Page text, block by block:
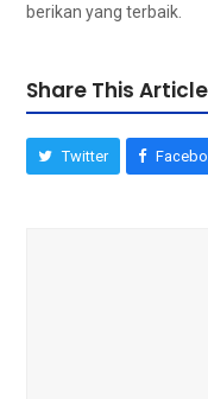
berikan уаng terbaik.
Share This Article
Twitter